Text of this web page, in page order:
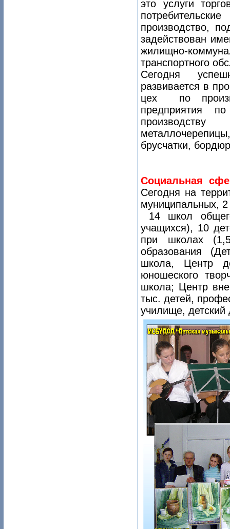
это услуги
производство,
задействован
жилищно-
транспортного
Сегодня
развивается в
цех по
предприятия
брусчатки,
Социальная
Сегодня на
муниципальных, 2
14 школ
учащихся), 10
при школах
образования
школа, Центр
юношеского
школа; Центр
тыс. детей,
училище, детский